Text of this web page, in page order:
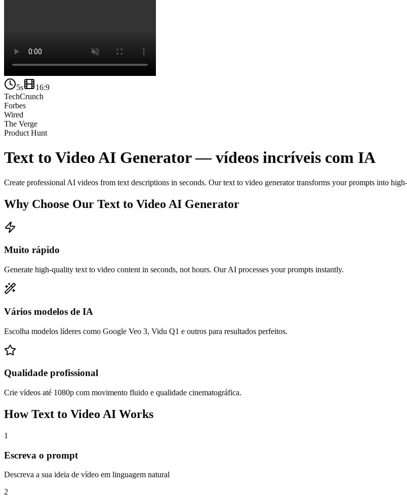
5s
16:9
TechCrunch
Forbes
Wired
The Verge
Product Hunt
Text to Video AI Generator — vídeos incríveis com IA
Create professional AI videos from text descriptions in seconds. Our text to video generator transforms your prompts into
Why Choose Our Text to Video AI Generator
Muito rápido
Generate high-quality text to video content in seconds, not hours. Our AI processes your prompts instantly.
Vários modelos de IA
Escolha modelos líderes como Google Veo 3, Vidu Q1 e outros para resultados perfeitos.
Qualidade profissional
Crie vídeos até 1080p com movimento fluido e qualidade cinematográfica.
How Text to Video AI Works
1
Escreva o prompt
Descreva a sua ideia de vídeo em linguagem natural
2